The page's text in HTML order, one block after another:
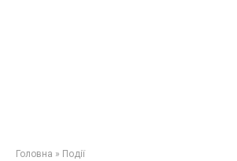
Головна » Події